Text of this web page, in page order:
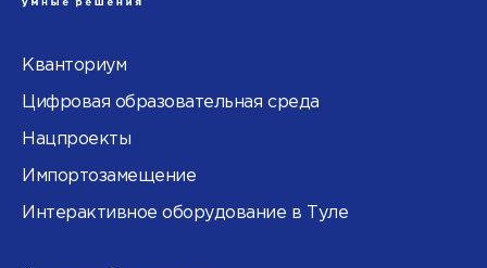
Кванториум
Цифровая образовательная среда
Нацпроекты
Импортозамещение
Интерактивное оборудование в Туле